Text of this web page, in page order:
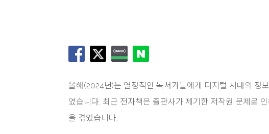
올해(2024년)는 열정적인 독서가들에게 디지털 시대의 정
였습니다. 최근 전자책은 출판사가 제기한 저작권 문제로
을 겪었습니다.